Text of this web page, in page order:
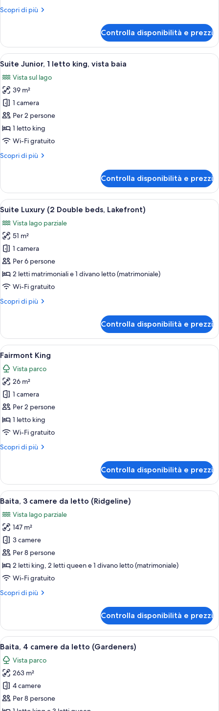
king,
Scopri di più
Altri
Junior,
letto
vista
lago
Controlla disponibilità e prezzi
Apri
tutte
le
foto
per
Suite
Junior,
1
king,
Un soggiorno moderno con un
3
Suite Junior, 1 letto king, vista baia
Vista sul lago
39 m²
1 camera
Per 2 persone
1 letto king
Wi-Fi gratuito
Scopri di più
Altri
Junior,
letto
vista
baia
Controlla disponibilità e prezzi
Apri
tutte
le
foto
per
Suite
Luxury
(2
beds,
Un soggiorno moderno con divano,
12
Suite Luxury (2 Double beds, Lakefront)
Vista lago parziale
51 m²
1 camera
Per 6 persone
2 letti matrimoniali e 1 divano letto (matrimoniale)
Wi-Fi gratuito
Scopri di più
Altri
Luxury
(2
Double
beds,
Lakefront)
Controlla disponibilità e prezzi
Apri
tutte
le
foto
per
Fairmont
King
Camera d'albergo con un letto, una
4
Fairmont King
Vista parco
26 m²
1 camera
Per 2 persone
1 letto king
Wi-Fi gratuito
Scopri di più
Altri
King
Controlla disponibilità e prezzi
Apri
tutte
le
foto
per
Baita,
3
camere
letto
Una baita rustica con tetto verde,
8
Baita, 3 camere da letto (Ridgeline)
Vista lago parziale
147 m²
3 camere
Per 8 persone
2 letti king, 2 letti queen e 1 divano letto (matrimoniale)
Wi-Fi gratuito
Scopri di più
Altri
3
camere
da
letto
(Ridgeline)
Controlla disponibilità e prezzi
Apri
tutte
le
foto
per
Baita,
Una baita di legno con un camino
8
Baita, 4 camere da letto (Gardeners)
Vista parco
263 m²
4 camere
Per 8 persone